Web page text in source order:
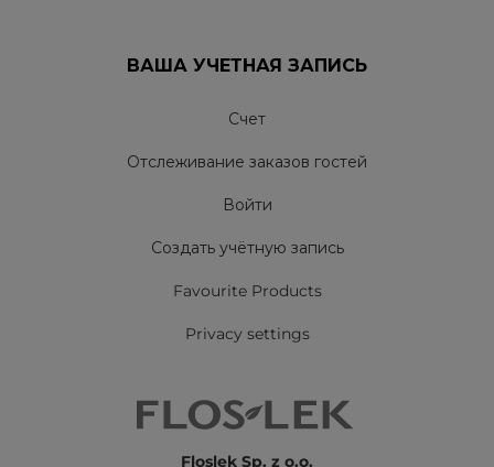
ВАША УЧЕТНАЯ ЗАПИСЬ
Счет
Отслеживание заказов гостей
Войти
Создать учётную запись
Favourite Products
Privacy settings
Floslek Sp. z o.o.